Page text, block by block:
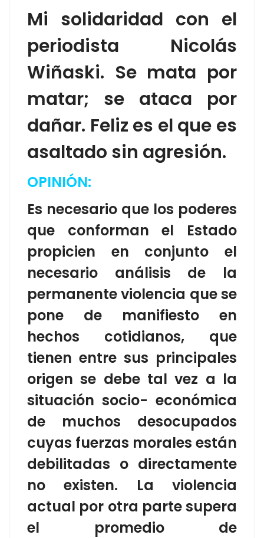
Mi solidaridad con el
periodista Nicolás
Wiñaski. Se mata por
matar; se ataca por
dañar. Feliz es el que es
asaltado sin agresión.
OPINIÓN:
Es necesario que los poderes
que conforman el Estado
propicien
en conjunto el
necesario análisis de la
permanente violencia que se
pone de manifiesto en
hechos cotidianos, que
tienen entre sus principales
origen se debe tal vez a la
situación socio- económica
de muchos desocupados
cuyas fuerzas morales están
debilitadas o directamente
no existen. La violencia
actual por otra parte supera
el promedio de